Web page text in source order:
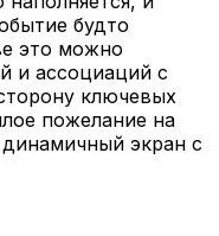
будто
это можно
и ассоциаций с
ключевых
пожелание на
экран с